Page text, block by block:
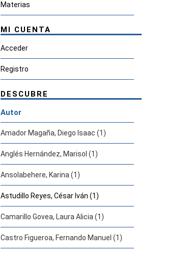
Materias
MI CUENTA
Acceder
Registro
DESCUBRE
Autor
Amador Magaña, Diego Isaac (1)
Anglés Hernández, Marisol (1)
Ansolabehere, Karina (1)
Astudillo Reyes, César Iván (1)
Camarillo Govea, Laura Alicia (1)
Castro Figueroa, Fernando Manuel (1)